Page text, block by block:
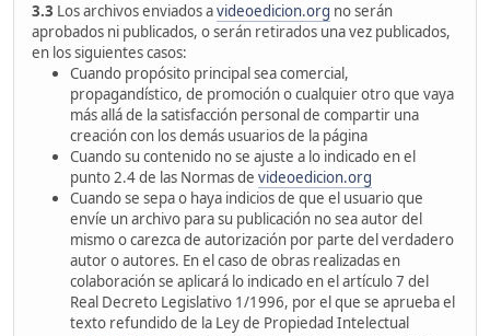
3.3 Los archivos enviados avideoedicion.org no serán
aprobados ni publicados, o serán retirados una vez publicados,
en los siguientes casos:
Cuando propósito principal sea comercial,
propagandístico, de promoción o cualquier otro que vaya
más allá de la satisfacción personal de compartir una
creación con los demás usuarios de la página
Cuando su contenido no se ajuste a lo indicado en el
punto 2.4 de las Normas de videoedicion.org
Cuando se sepa o haya indicios de que el usuario que
envíe un archivo para su publicación no sea autor del
mismo o carezca de autorización por parte del verdadero
autor o autores. En el caso de obras realizadas en
colaboración se aplicará lo indicado en el artículo 7 del
Real Decreto Legislativo 1/1996, por el que se aprueba el
texto refundido de la Ley de Propiedad Intelectual